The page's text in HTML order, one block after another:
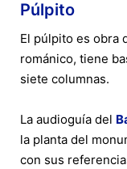
Púlpito
El púlpito es obra
románico, tiene
siete columnas.
La audioguía del
la planta del
con sus